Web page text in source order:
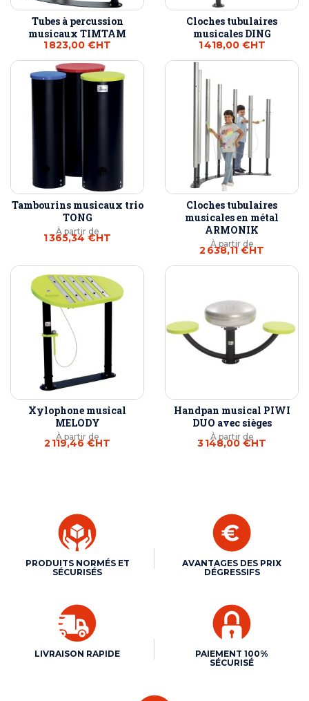
Tubes à percussion
musicaux TIMTAM
1 823,00 €HT
Cloches tubulaires
musicales DING
1 418,00 €HT
Tambourins musicaux trio
TONG
À partir de
1 365,34 €HT
Cloches tubulaires
musicales en métal
ARMONIK
À partir de
2 638,11 €HT
Xylophone musical
MELODY
À partir de
2 119,46 €HT
Handpan musical PIWI
DUO avec sièges
À partir de
3 148,00 €HT
PRODUITS NORMÉS ET
SÉCURISÉS
AVANTAGES DES PRIX
DÉGRESSIFS
LIVRAISON RAPIDE
PAIEMENT 100%
SÉCURISÉ